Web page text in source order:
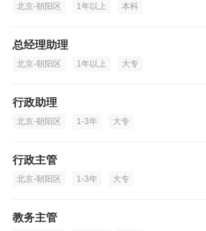
北京-朝阳区 1年以上 本科
总经理助理
北京-朝阳区 1年以上 大专
行政助理
北京-朝阳区 1-3年 大专
行政主管
北京-朝阳区 1-3年 大专
教务主管